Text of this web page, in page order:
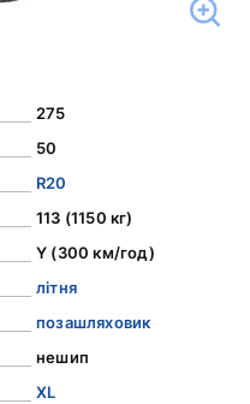
275
50
R20
113 (1150 кг)
Y (300 км/год)
літня
позашляховик
нешип
XL